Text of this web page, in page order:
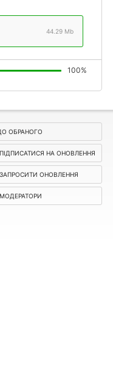
44.29 Mb
100%
ОБРАНОГО
ПІДПИСАТИСЯ НА ОНОВЛЕННЯ
ЗАПРОСИТИ ОНОВЛЕННЯ
МОДЕРАТОРИ